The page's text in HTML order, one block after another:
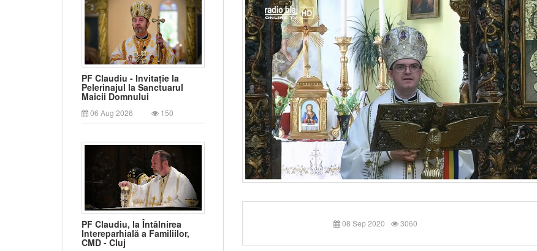
PF Claudiu - Invitație la
Pelerinajul la Sanctuarul
Maicii Domnului
06 Aug 2026 150
PF Claudiu, la Întâlnirea
Intereparhială a Familiilor,
CMD - Cluj
08 Sep 2020 3060